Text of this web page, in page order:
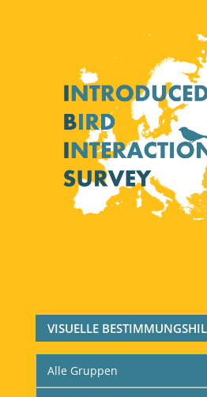
VISUELLE